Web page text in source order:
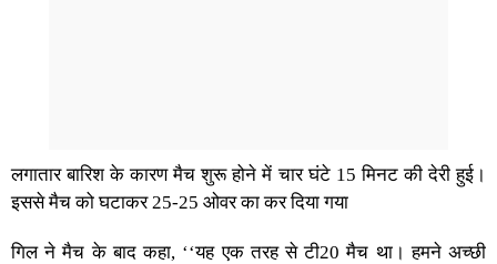
लगातार बारिश के कारण मैच शुरू होने में चार घंटे 15 मिनट की देरी हुई।
इससे मैच को घटाकर 25-25 ओवर का कर दिया गया
गिल ने मैच के बाद कहा, ‘‘यह एक तरह से टी20 मैच था। हमने अच्छी